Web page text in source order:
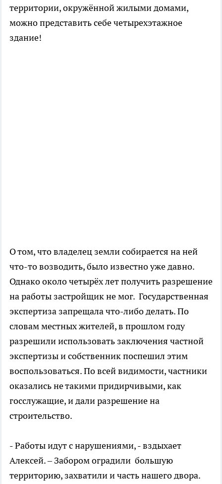
территории, окружённой жилыми домами,
можно представить себе четырехэтажное
здание!
О том, что владелец земли собирается на ней
что-то возводить, было известно уже давно.
Однако около четырёх лет получить разрешение
на работы застройщик не мог. Государственная
экспертиза запрещала что-либо делать. По
словам местных жителей, в прошлом году
разрешили использовать заключения частной
экспертизы и собственник поспешил этим
воспользоваться. По всей видимости, частники
оказались не такими придирчивыми, как
госслужащие, и дали разрешение на
строительство.
- Работы идут с нарушениями, - вздыхает
Алексей. – Забором оградили большую
территорию, захватили и часть нашего двора.